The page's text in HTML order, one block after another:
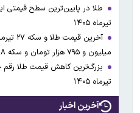
تیرماه ۱۴۰۵
میلیون و ۷۹۵ هزار تومان و سکه ۱۸۸ میلیون و ۵۰۰ هزار تومان شد
تیرماه ۱۴۰۵
آخرین اخبار